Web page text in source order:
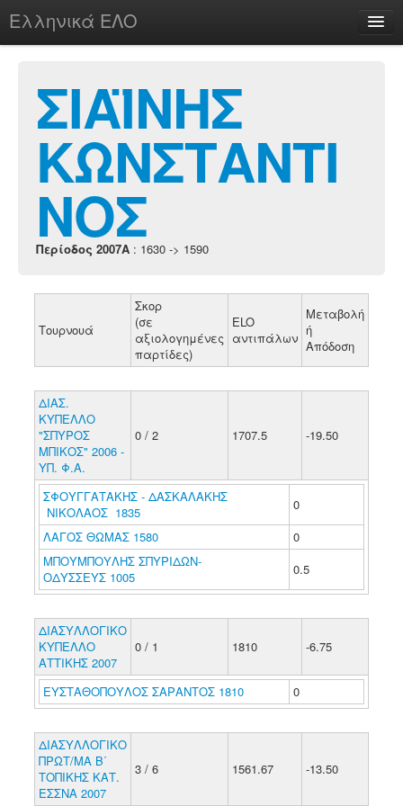
Ελληνικά ΕΛΟ
chesstu.be @ discord
Login
ΣΙΑΪΝΗΣ
ΚΩΝΣΤΑΝΤΙ
ΝΟΣ
Περίοδος 2007A : 1630 -> 1590
Τουρνουά
Σκορ
(σε
αξιολογημένες
παρτίδες)
ELO
αντιπάλων
Μεταβολή
ή
Απόδοση
ΔΙΑΣ.
ΚΥΠΕΛΛΟ
"ΣΠΥΡΟΣ
ΜΠΙΚΟΣ" 2006 -
ΥΠ. Φ.Α.
0 / 2 1707.5 -19.50
ΣΦΟΥΓΓΑΤΑΚΗΣ - ΔΑΣΚΑΛΑΚΗΣ
ΝΙΚΟΛΑΟΣ 1835
0
ΛΑΓΟΣ ΘΩΜΑΣ 1580
0
ΜΠΟΥΜΠΟΥΛΗΣ ΣΠΥΡΙΔΩΝ-
ΟΔΥΣΣΕΥΣ 1005
0.5
ΔΙΑΣΥΛΛΟΓΙΚΟ
ΚΥΠΕΛΛΟ
ΑΤΤΙΚΗΣ 2007
0 / 1 1810 -6.75
ΕΥΣΤΑΘΟΠΟΥΛΟΣ ΣΑΡΑΝΤΟΣ 1810 0
ΔΙΑΣΥΛΛΟΓΙΚΟ
ΠΡΩΤ/ΜΑ Β΄
ΤΟΠΙΚΗΣ ΚΑΤ.
ΕΣΣΝΑ 2007
3 / 6 1561.67 -13.50